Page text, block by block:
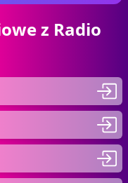
z Radio